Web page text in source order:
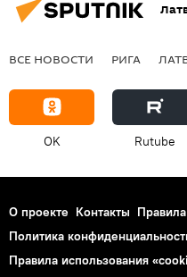
ВСЕ НОВОСТИ РИГА
OK Rutube
О проекте Контакты
Политика
Правила использования